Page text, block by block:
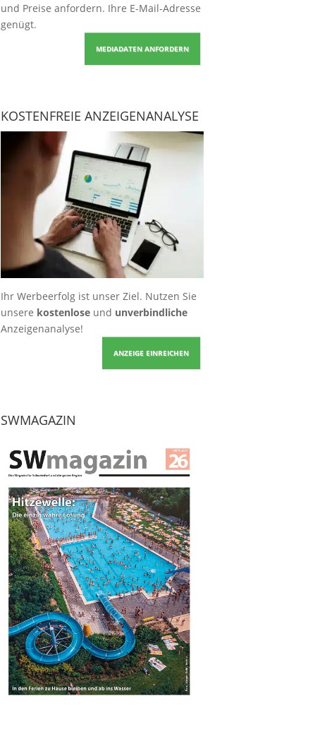
und Preise anfordern. Ihre E-Mail-Adresse
genügt.
MEDIADATEN ANFORDERN
KOSTENFREIE ANZEIGENANALYSE
Ihr Werbeerfolg ist unser Ziel. Nutzen Sie
unsere kostenloseund unverbindliche
Anzeigenanalyse!
ANZEIGE EINREICHEN
SWMAGAZIN